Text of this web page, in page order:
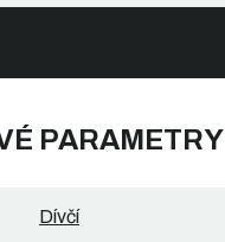
PARAMETRY
Dívčí